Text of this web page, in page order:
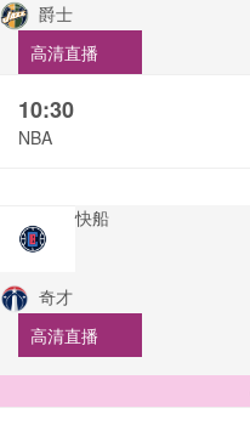
爵士
高清直播
10:30
NBA
快船
奇才
高清直播